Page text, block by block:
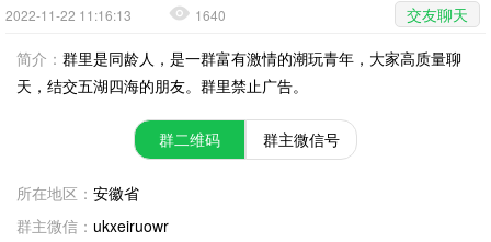
2022-11-22 11:16:13 1640
交友聊天
简介： 群里是同龄人，是一群富有激情的潮玩青年，大家高质量聊
天，结交五湖四海的朋友。群里禁止广告。
群二维码 群主微信号
所在地区： 安徽省
群主微信： ukxeiruowr